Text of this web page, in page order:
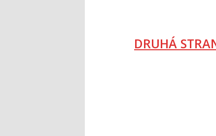
DRUHÁ